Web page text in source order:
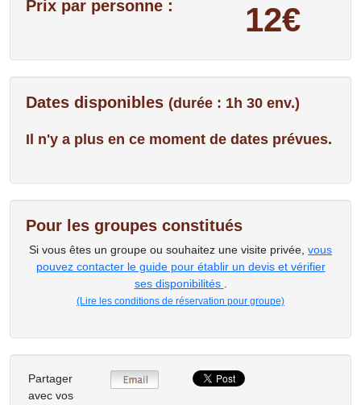
Prix par personne : 12€
Dates disponibles (durée : 1h 30 env.)
Il n'y a plus en ce moment de dates prévues.
Pour les groupes constitués
Si vous êtes un groupe ou souhaitez une visite privée, vous
pouvez contacter le guide pour établir un devis et vérifier
ses disponibilités
(Lire les conditions de réservation pour groupe)
Partager
avec vos